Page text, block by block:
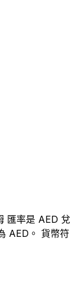
匯率是 AED 兌
AED。 貨幣符